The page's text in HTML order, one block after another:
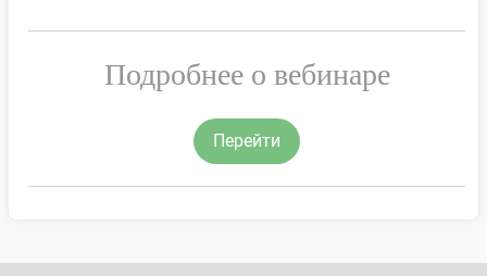
Подробнее о вебинаре
Перейти